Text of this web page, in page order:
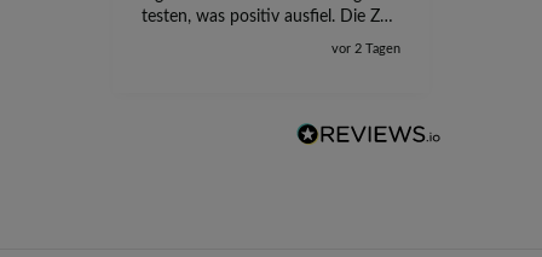
testen, was positiv ausfiel. Die Zeit
der Ungewissheit ist jetzt vorbei,
vor 2 Tagen